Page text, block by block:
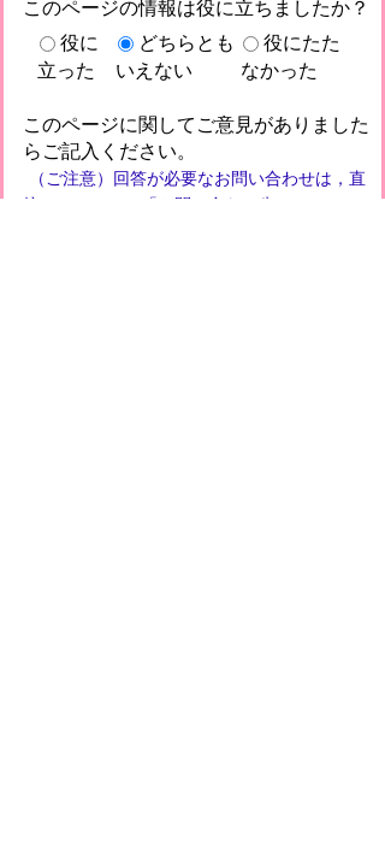
このページの情報は役に立ちましたか？
役に
立った
どちらとも
いえない
役にたた
なかった
このページに関してご意見がありました
らご記入ください。
（ご注意）回答が必要なお問い合わせは，直
接このページの「お問い合わせ先」（ページ